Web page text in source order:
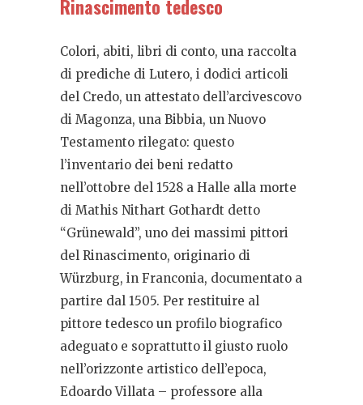
Rinascimento tedesco
Colori, abiti, libri di conto, una raccolta
di prediche di Lutero, i dodici articoli
del Credo, un attestato dell’arcivescovo
di Magonza, una Bibbia, un Nuovo
Testamento rilegato: questo
l’inventario dei beni redatto
nell’ottobre del 1528 a Halle alla morte
di Mathis Nithart Gothardt detto
“Grünewald”, uno dei massimi pittori
del Rinascimento, originario di
Würzburg, in Franconia, documentato a
partire dal 1505. Per restituire al
pittore tedesco un profilo biografico
adeguato e soprattutto il giusto ruolo
nell’orizzonte artistico dell’epoca,
Edoardo Villata – professore alla